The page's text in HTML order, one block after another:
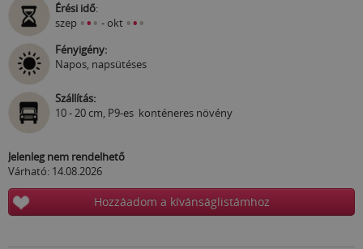
Érési idő:
szep ••• - okt •••
Fényigény:
Napos, napsütéses
Szállítás:
10 - 20 cm, P9-es konténeres növény
Jelenleg nem rendelhető
Várható: 14.08.2026
Hozzáadom a kívánságlistámhoz